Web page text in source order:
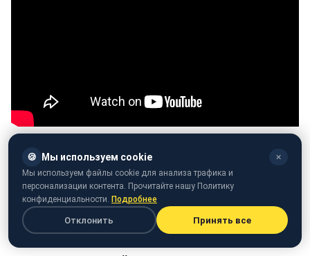
самолеты стараются не летать.
А еще мы писали о том,почему у винной бутылки
вогнутое дно.
🍪 Мы используем cookie ✕
Мы используем файлы cookie для анализа трафика и
персонализации контента. Прочитайте нашу Политику
конфиденциальности. Подробнее
Отклонить Принять все